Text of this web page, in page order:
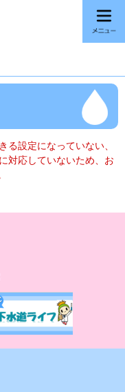
る設定になっていない、
対応していないため、お